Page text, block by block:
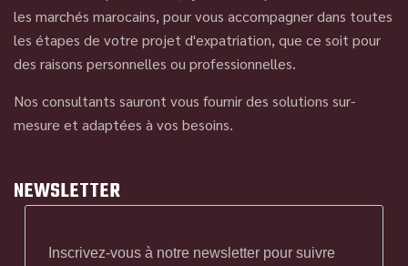
les marchés marocains, pour vous accompagner dans toutes
les étapes de votre projet d'expatriation, que ce soit pour
des raisons personnelles ou professionnelles.
Nos consultants sauront vous fournir des solutions sur-
mesure et adaptées à vos besoins.
NEWSLETTER
Inscrivez-vous à notre newsletter pour suivre